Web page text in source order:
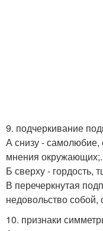
9. подчеркивание
А снизу - самолюбие,
мнения окружающих;.
Б сверху - гордость,
В перечеркнутая
недовольство собой,
10. признаки